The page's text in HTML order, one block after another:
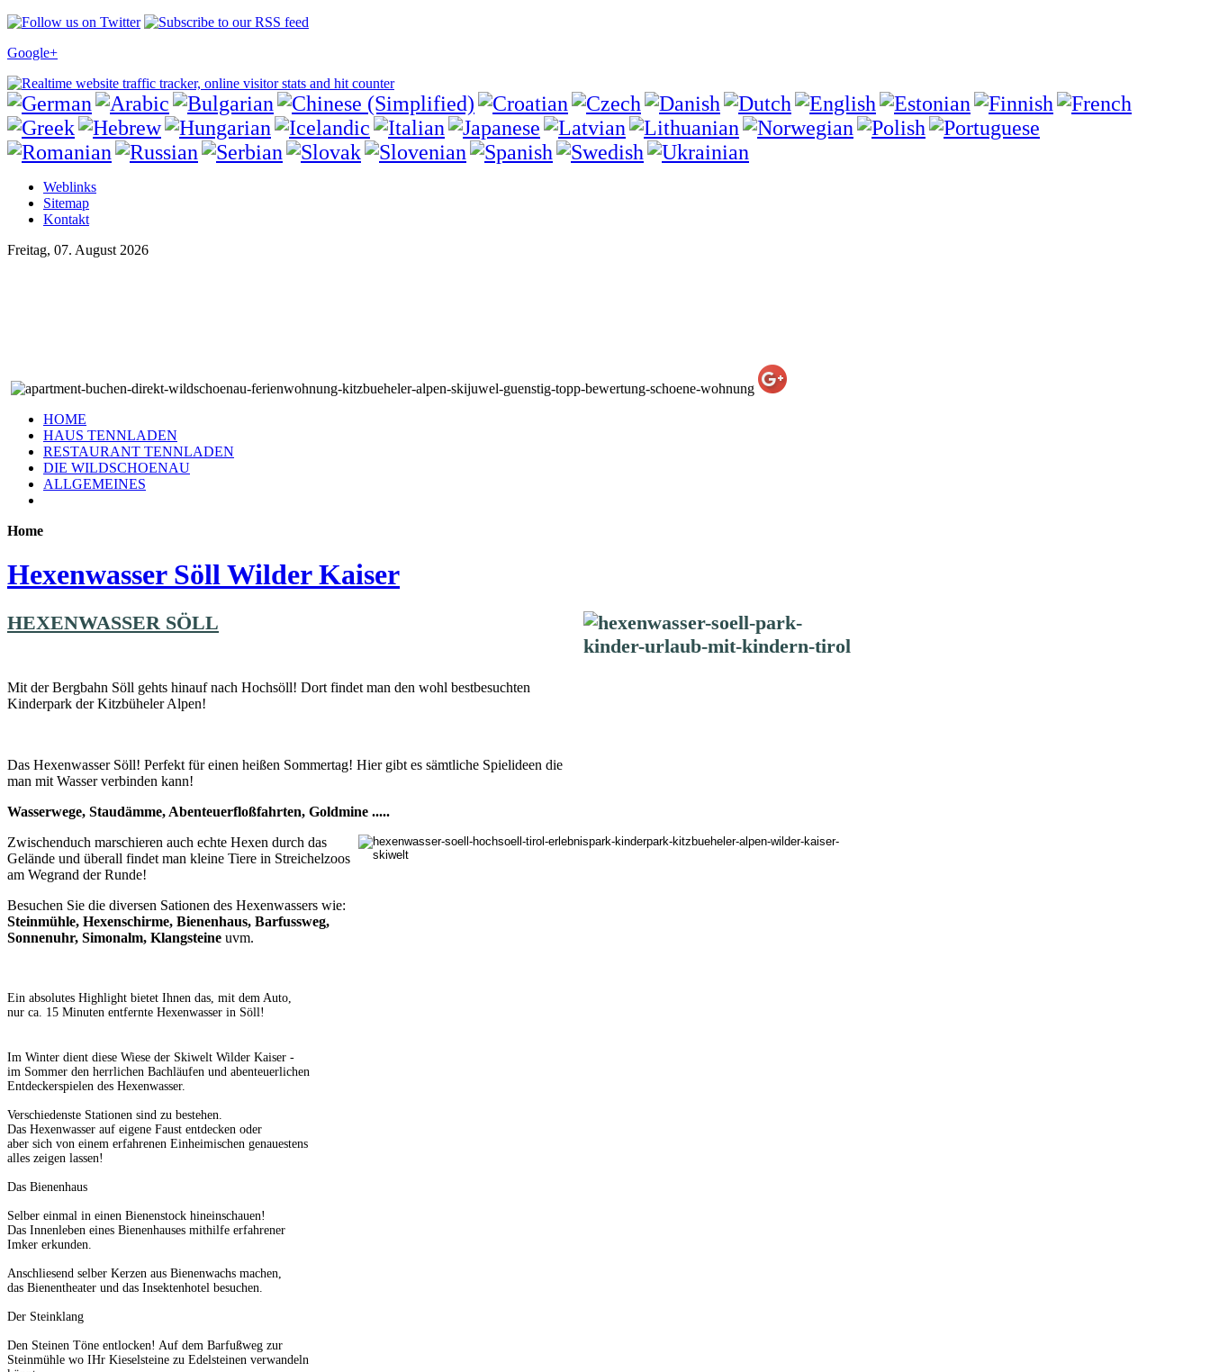
Google+
Weblinks
Sitemap
Kontakt
Freitag, 07. August 2026
HOME
HAUS TENNLADEN
RESTAURANT TENNLADEN
DIE WILDSCHOENAU
ALLGEMEINES
Home
Hexenwasser Söll Wilder Kaiser
HEXENWASSER SÖLL
Mit der Bergbahn Söll gehts hinauf nach Hochsöll! Dort findet man den wohl bestbesuchten
Kinderpark der Kitzbüheler Alpen!
Das Hexenwasser Söll! Perfekt für einen heißen Sommertag! Hier gibt es sämtliche Spielideen die
man mit Wasser verbinden kann!
Wasserwege, Staudämme, Abenteuerfloßfahrten, Goldmine .....
Zwischenduch marschieren auch echte Hexen durch das
Gelände und überall findet man kleine Tiere in Streichelzoos
am Wegrand der Runde!
Besuchen Sie die diversen Sationen des Hexenwassers wie:
Steinmühle, Hexenschirme, Bienenhaus, Barfussweg,
Sonnenuhr, Simonalm, Klangsteine uvm.
Ein absolutes Highlight bietet Ihnen das, mit dem Auto,
nur ca. 15 Minuten entfernte Hexenwasser in Söll!
Im Winter dient diese Wiese der Skiwelt Wilder Kaiser -
im Sommer den herrlichen Bachläufen und abenteuerlichen
Entdeckerspielen des Hexenwasser.
Verschiedenste Stationen sind zu bestehen.
Das Hexenwasser auf eigene Faust entdecken oder
aber sich von einem erfahrenen Einheimischen genauestens
alles zeigen lassen!
Das Bienenhaus
Selber einmal in einen Bienenstock hineinschauen!
Das Innenleben eines Bienenhauses mithilfe erfahrener
Imker erkunden.
Anschliesend selber Kerzen aus Bienenwachs machen,
das Bienentheater und das Insektenhotel besuchen.
Der Steinklang
Den Steinen Töne entlocken! Auf dem Barfußweg zur
Steinmühle wo IHr Kieselsteine zu Edelsteinen verwandeln